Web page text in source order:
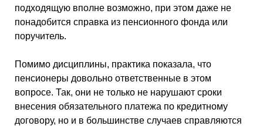
подходящую вполне возможно, при этом даже не
понадобится справка из пенсионного фонда или
поручитель.
Помимо дисциплины, практика показала, что
пенсионеры довольно ответственные в этом
вопросе. Так, они не только не нарушают сроки
внесения обязательного платежа по кредитному
договору, но и в большинстве случаев справляются